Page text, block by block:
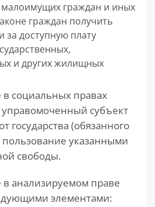
граждан и иных
граждан получить
за доступную плату
и других жилищных
социальных правах
управомоченный субъект
государства (обязанного
указанными
свободы.
анализируемом праве
элементами: